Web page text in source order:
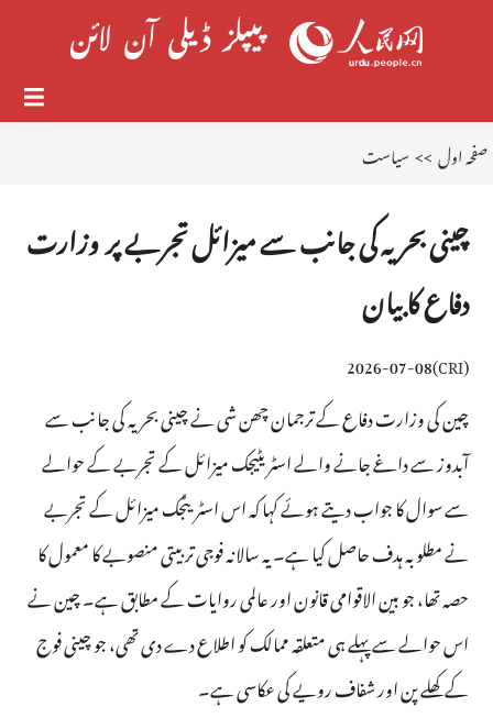
صفحہ اول>> سیاست
چینی بحریہ کی جانب سے میزائل تجربے پر وزارت
دفاع کا بیان
(
CRI
)
2026-07-08
چین کی وزارت دفاع کے ترجمان چھن شی نے چینی بحریہ کی جانب سے
آبدوز سے داغے جانے والے اسٹریٹیجک میزائل کے تجربے کے حوالے
سے سوال کا جواب دیتے ہوئے کہا کہ اس اسٹریٹجک میزائل کے تجربے
نے مطلوبہ ہدف حاصل کیا ہے۔ یہ سالانہ فوجی تربیتی منصوبے کا معمول کا
حصہ تھا، جو بین الاقوامی قانون اور عالمی روایات کے مطابق ہے۔ چین نے
اس حوالے سے پہلے ہی متعلقہ ممالک کو اطلاع دے دی تھی، جو چینی فوج
کے کھلے پن اور شفاف رویے کی عکاسی ہے۔